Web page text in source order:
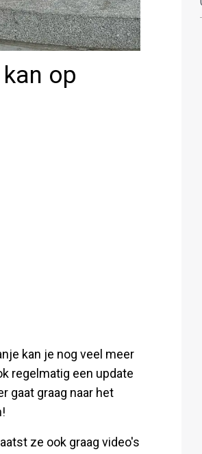
op
kan je nog veel meer
regelmatig een update
gaat graag naar het
ze ook graag video's